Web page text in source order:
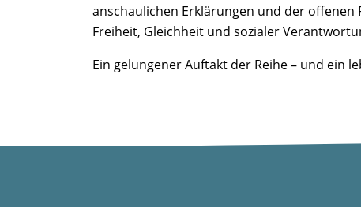
anschaulichen Erklärungen und der
Freiheit, Gleichheit und sozialer
Ein gelungener Auftakt der Reihe – und ein